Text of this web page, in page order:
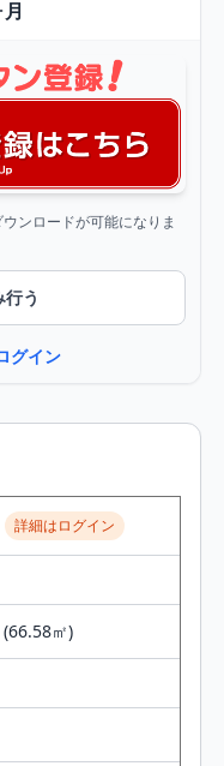
ンロードが可能になりま
う
グイン
詳細はログイン
㎡)